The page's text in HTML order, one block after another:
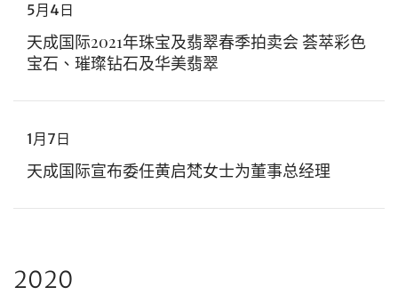
5月4日
天成国际2021年珠宝及翡翠春季拍卖会 荟萃彩色
宝石、璀璨钻石及华美翡翠
1月7日
天成国际宣布委任黄启梵女士为董事总经理
2020